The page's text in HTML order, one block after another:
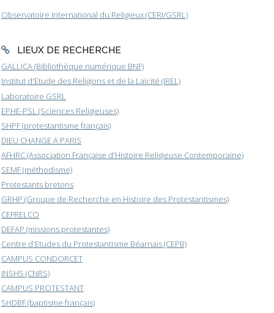
Observatoire International du Religieux (CERI/GSRL)
LIEUX DE RECHERCHE
GALLICA (Bibliothèque numérique BNF)
Institut d'Etude des Religions et de la Laïcité (IREL)
Laboratoire GSRL
EPHE-PSL (Sciences Religieuses)
SHPF (protestantisme français)
DIEU CHANGE A PARIS
AFHRC (Association Française d'Histoire Religieuse Contemporaine)
SEMF (méthodisme)
Protestants bretons
GRHP (Groupe de Recherche en Histoire des Protestantismes)
CEFRELCO
DEFAP (missions protestantes)
Centre d'Etudes du Protestantisme Béarnais (CEPB)
CAMPUS CONDORCET
INSHS (CNRS)
CAMPUS PROTESTANT
SHDBF (baptisme français)